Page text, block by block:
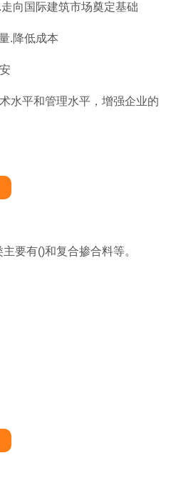
向国际建筑市场奠定基础
.降低成本
水平和管理水平，增强企业的
要有()和复合掺合料等。